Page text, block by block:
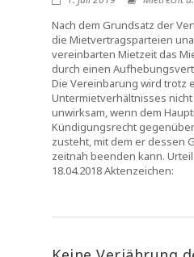
Nach dem Grundsatz der
die Mietvertragsparteien
vereinbarten Mietzeit das
durch einen
Die Vereinbarung wird trotz
Untermietverhältnisses
unwirksam, wenn dem
Kündigungsrecht
zusteht, mit dem er dessen
zeitnah beenden kann.
18.04.2018 Aktenzeichen: